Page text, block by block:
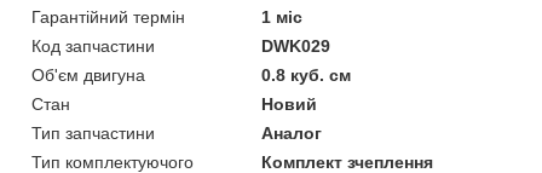
Гарантійний термін
1 міс
Код запчастини
DWK029
Об'єм двигуна
0.8 куб. см
Стан
Новий
Тип запчастини
Аналог
Тип комплектуючого
Комплект зчеплення